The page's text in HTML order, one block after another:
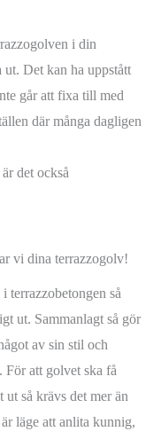
i din
ut. Det kan ha uppstått
går att fixa till med
där många dagligen
det också
vi dina terrazzogolv!
terrazzobetongen så
ut. Sammanlagt så gör
av sin stil och
För att golvet ska få
så krävs det mer än
läge att anlita kunnig,